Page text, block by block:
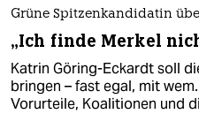
Grüne Spitzenkandidatin
„Ich finde Merkel
Katrin Göring-Eckardt soll
bringen – fast egal, mit
Vorurteile, Koalitionen und